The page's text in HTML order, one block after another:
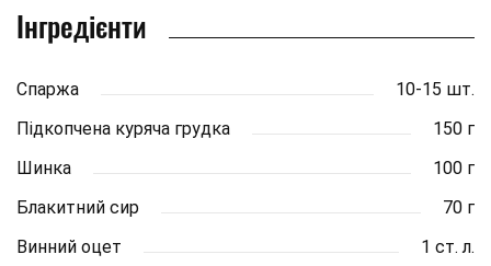
Інгредієнти
Спаржа
10-15 шт.
Підкопчена куряча грудка
150 г
Шинка
100 г
Блакитний сир
70 г
Винний оцет
1 ст. л.